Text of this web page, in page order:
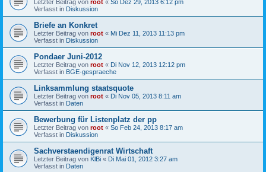
Letzter Beitrag von root « So Dez 29, 2013 6:12 pm
Verfasst in Diskussion
Briefe an Konkret
Letzter Beitrag von root « Mi Dez 11, 2013 11:13 pm
Verfasst in Diskussion
Pondaer Juni-2012
Letzter Beitrag von root « Di Nov 12, 2013 12:12 pm
Verfasst in BGE-gespraeche
Linksammlung staatsquote
Letzter Beitrag von root « Di Nov 05, 2013 8:11 am
Verfasst in Daten
Bewerbung für Listenplatz der pp
Letzter Beitrag von root « So Feb 24, 2013 8:17 am
Verfasst in Diskussion
Sachverstaendigenrat Wirtschaft
Letzter Beitrag von KlBi « Di Mai 01, 2012 3:27 am
Verfasst in Daten